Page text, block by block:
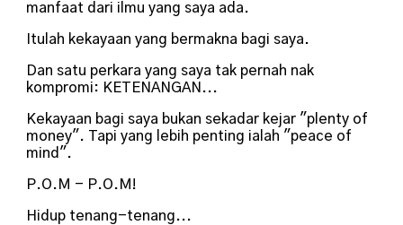
manfaat dari ilmu yang saya ada.
Itulah kekayaan yang bermakna bagi saya.
Dan satu perkara yang saya tak pernah nak
kompromi: KETENANGAN...
Kekayaan bagi saya bukan sekadar kejar "plenty of
money". Tapi yang lebih penting ialah "peace of
mind".
P.O.M - P.O.M!
Hidup tenang-tenang...